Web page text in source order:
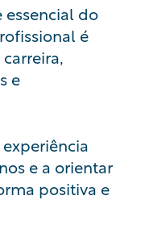
do
é
e
e a orientar
positiva e